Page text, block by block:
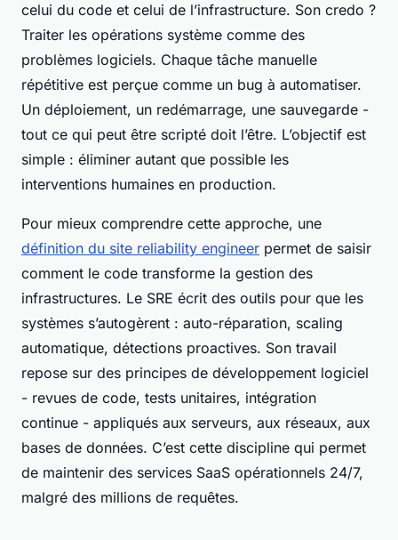
celui du code et celui de l’infrastructure. Son credo ?
Traiter les opérations système comme des
problèmes logiciels. Chaque tâche manuelle
répétitive est perçue comme un bug à automatiser.
Un déploiement, un redémarrage, une sauvegarde -
tout ce qui peut être scripté doit l’être. L’objectif est
simple : éliminer autant que possible les
interventions humaines en production.
Pour mieux comprendre cette approche, une
définition du site reliability engineer permet de saisir
comment le code transforme la gestion des
infrastructures. Le SRE écrit des outils pour que les
systèmes s’autogèrent : auto-réparation, scaling
automatique, détections proactives. Son travail
repose sur des principes de développement logiciel
- revues de code, tests unitaires, intégration
continue - appliqués aux serveurs, aux réseaux, aux
bases de données. C’est cette discipline qui permet
de maintenir des services SaaS opérationnels 24/7,
malgré des millions de requêtes.